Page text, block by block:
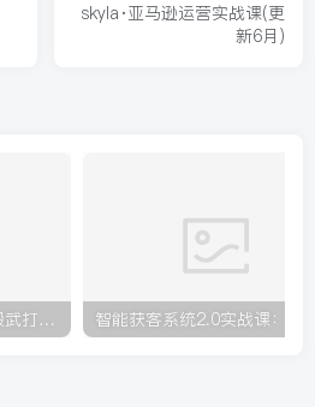
skyla·亚马逊运营实战课(更
新6月)
用GPT-Image2，把一段武打对决拆成24个连续镜头，从人物建立、动作衔接、运镜节奏，到情绪爆发